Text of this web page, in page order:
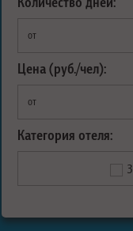
от
Цена (руб./чел):
от
Категория отеля:
3